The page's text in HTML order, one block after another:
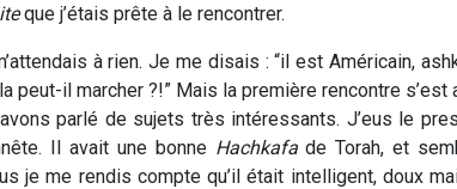
que j’étais prête à le rencontrer.
à rien. Je me disais : “il est Américain,
peut-il marcher ?!” Mais la première rencontre s’est
parlé de sujets très intéressants. J’eus le
Il avait une bonne Hachkafade Torah, et
je me rendis compte qu’il était intelligent, doux